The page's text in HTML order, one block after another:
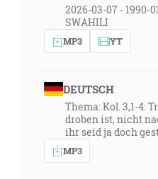
2026-03-07 - 1990-
SWAHILI
MP3 YT
DEUTSCH
Thema: Kol. 3,1-4:
droben ist, nicht
ihr seid ja doch
MP3